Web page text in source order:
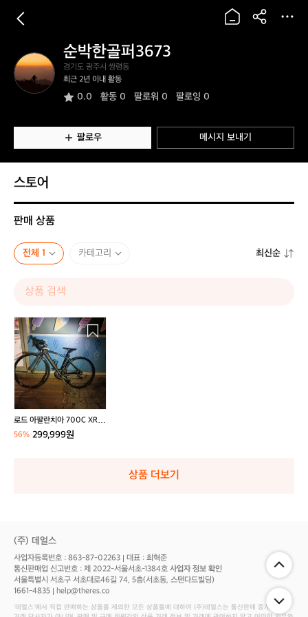
순
박
한
3
7
3
순박한골퍼3673
경기도 광주시 쌍령동
최근 2년 이내 활동
0.0 활동 0 팔로워 0 팔로잉 0
팔로우 메시지 보내기
스토어
판매 상품
전체 1 카테고리 최신순
로
드
아
팔
란
치
아
7
0
0
로드 아팔란치아 700C XRS
16
56% 299,999원
상품 더보기
(주) 데얼스
사업자등록번호 : 863-87-02263 대표 : 최혁준
통신판매업 신고번호 : 제 2022-서울서초-1384호 사업자 정보 확인
서울특별시 서초구 서초대로46길 74, 5층(서초동, 스탠다드빌딩)
1661-4835
help@theres.co
‘데얼스'에서 직접 판매하는 상품을 제외한 모든 상품들에 대하여 (주)데얼스는 통신판매 중개자로서